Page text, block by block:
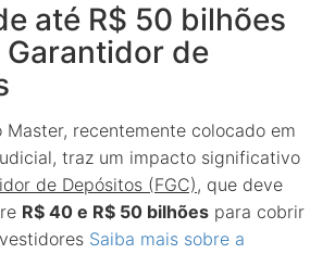
até R$ 50 bilhões
Garantidor de
Master, recentemente colocado em
traz um impacto significativo
de Depósitos (FGC), que deve
R$ 40 e R$ 50 bilhões para cobrir
Saiba mais sobre a